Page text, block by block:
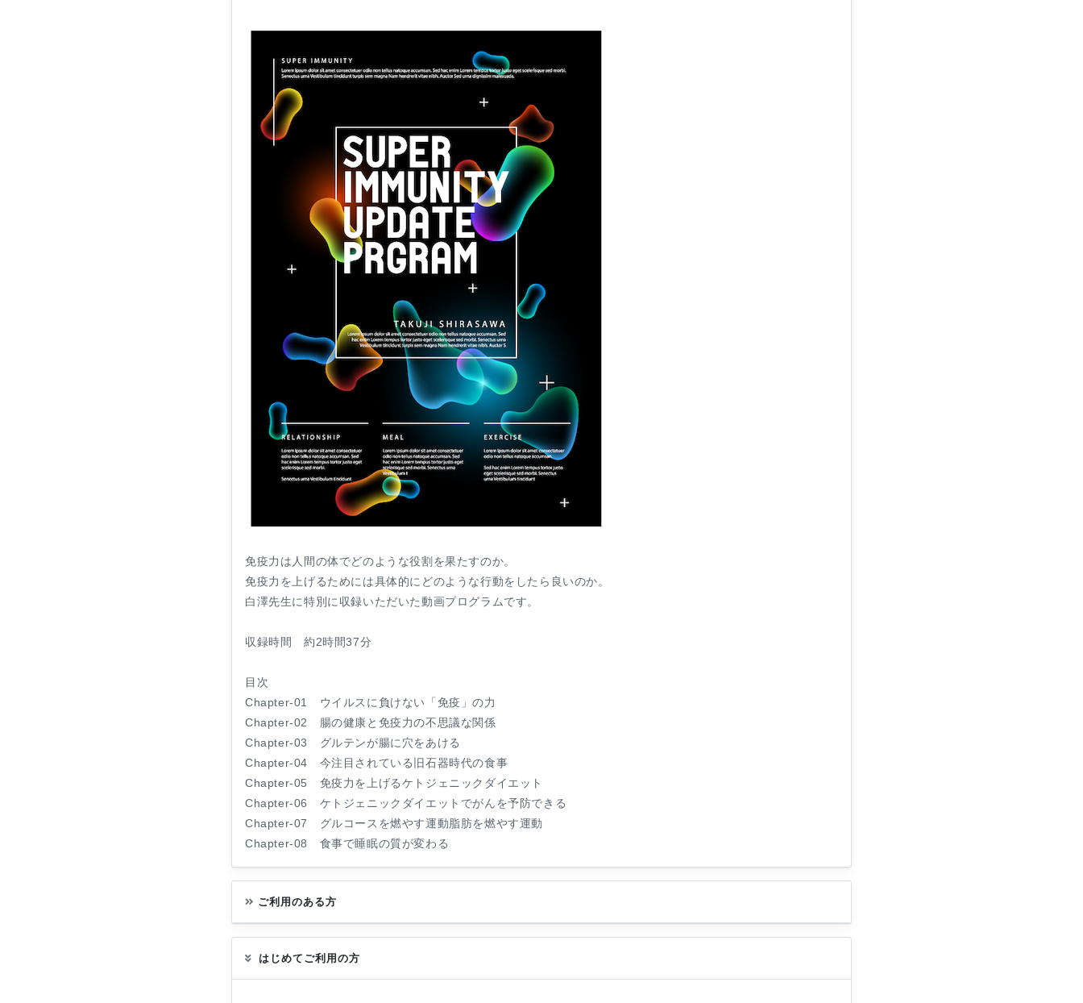
免疫力は人間の体でどのような役割を果たすのか。
免疫力を上げるためには具体的にどのような行動をしたら良いのか。
白澤先生に特別に収録いただいた動画プログラムです。
収録時間 約2時間37分
目次
Chapter-01 ウイルスに負けない「免疫」の力
Chapter-02 腸の健康と免疫力の不思議な関係
Chapter-03 グルテンが腸に穴をあける
Chapter-04 今注目されている旧石器時代の食事
Chapter-05 免疫力を上げるケトジェニックダイエット
Chapter-06 ケトジェニックダイエットでがんを予防できる
Chapter-07 グルコースを燃やす運動脂肪を燃やす運動
Chapter-08 食事で睡眠の質が変わる
ご利用のある方
はじめてご利用の方